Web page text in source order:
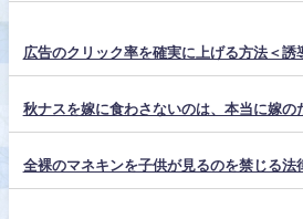
広告のクリック率を確実に上げる方法＜誘
秋ナスを嫁に食わさないのは、本当に嫁の
全裸のマネキンを子供が見るのを禁じる法